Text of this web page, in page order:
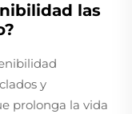
las
y
prolonga la vida